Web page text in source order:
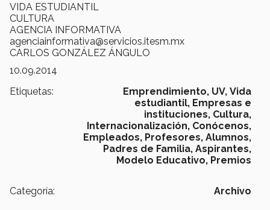
VIDA ESTUDIANTIL
CULTURA
AGENCIA INFORMATIVA
agenciainformativa@servicios.itesm.mx
CARLOS GONZÁLEZ ÁNGULO
10.09.2014
Etiquetas:
Emprendimiento, UV, Vida
estudiantil, Empresas e
instituciones, Cultura,
Internacionalización, Conócenos,
Empleados, Profesores, Alumnos,
Padres de Familia, Aspirantes,
Modelo Educativo, Premios
Categoría: Archivo